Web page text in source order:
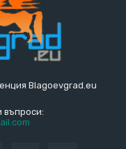
Blagoevgrad.eu
въпроси: